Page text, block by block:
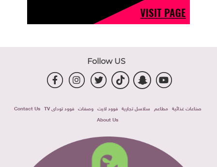
Follow US
صناعات غذائية مطاعم سلاسل تجارية فوود لايت وصفات فوود توداى TV
Contact Us
About Us